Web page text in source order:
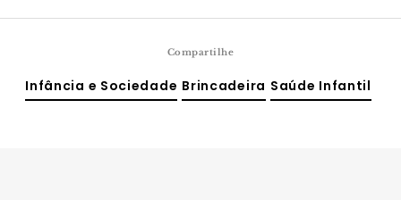
Compartilhe
Infância e Sociedade Brincadeira Saúde Infantil